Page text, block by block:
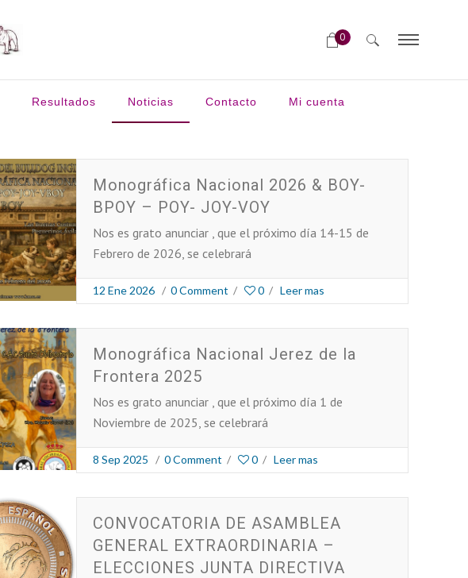
0
Resultados Noticias Contacto Mi cuenta
Monográfica Nacional 2026 & BOY-
BPOY – POY- JOY-VOY
Nos es grato anunciar , que el próximo día 14-15 de
Febrero de 2026, se celebrará
12 Ene 2026 / 0 Comment / 0 / Leer mas
Monográfica Nacional Jerez de la
Frontera 2025
Nos es grato anunciar , que el próximo día 1 de
Noviembre de 2025, se celebrará
8 Sep 2025 / 0 Comment / 0 / Leer mas
CONVOCATORIA DE ASAMBLEA
GENERAL EXTRAORDINARIA –
ELECCIONES JUNTA DIRECTIVA